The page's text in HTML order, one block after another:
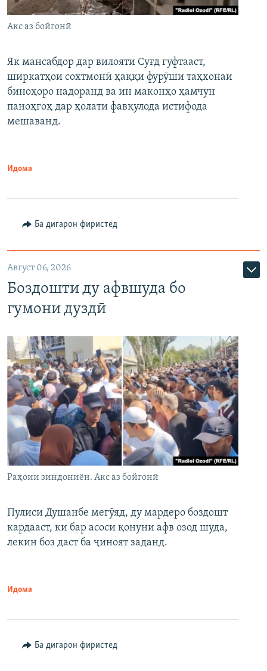
Акс аз бойгонӣ
Як мансабдор дар вилояти Суғд гуфтааст,
ширкатҳои сохтмонӣ ҳаққи фурӯши таҳхонаи
биноҳоро надоранд ва ин маконҳо ҳамчун
паноҳгоҳ дар ҳолати фавқулода истифода
мешаванд.
Идома
Ба дигарон фиристед
Август 06, 2026
Боздошти ду афвшуда бо
гумони дуздӣ
Раҳоии зиндониён. Акс аз бойгонӣ
Пулиси Душанбе мегӯяд, ду мардеро боздошт
кардааст, ки бар асоси қонуни афв озод шуда,
лекин боз даст ба ҷиноят заданд.
Идома
Ба дигарон фиристед